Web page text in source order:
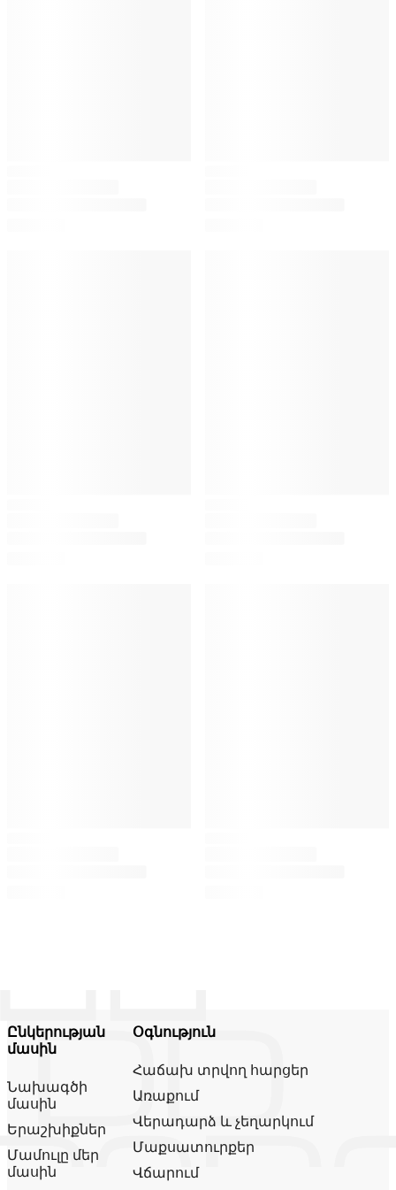
Ընկերության
մասին
Նախագծի
մասին
Երաշխիքներ
Մամուլը մեր
մասին
Օգնություն
Հաճախ տրվող հարցեր
Առաքում
Վերադարձ և չեղարկում
Մաքսատուրքեր
Վճարում